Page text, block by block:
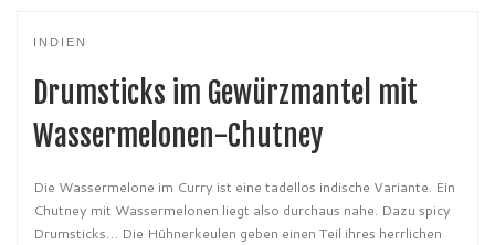
INDIEN
Drumsticks im Gewürzmantel mit
Wassermelonen-Chutney
Die Wassermelone im Curry ist eine tadellos indische Variante. Ein
Chutney mit Wassermelonen liegt also durchaus nahe. Dazu spicy
Drumsticks… Die Hühnerkeulen geben einen Teil ihres herrlichen